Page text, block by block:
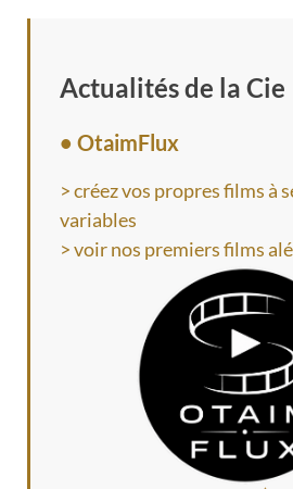
Actualités de la Cie
• OtaimFlux
> créez vos propres films à
variables
> voir nos premiers films